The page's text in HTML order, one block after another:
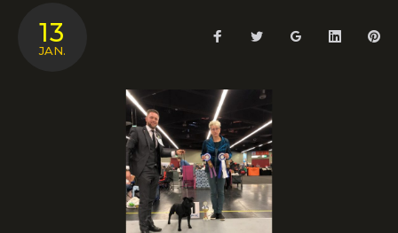
TAG:
13.
JANUAR
13
JAN.
FacebookTwitter Google+ LinkedIn